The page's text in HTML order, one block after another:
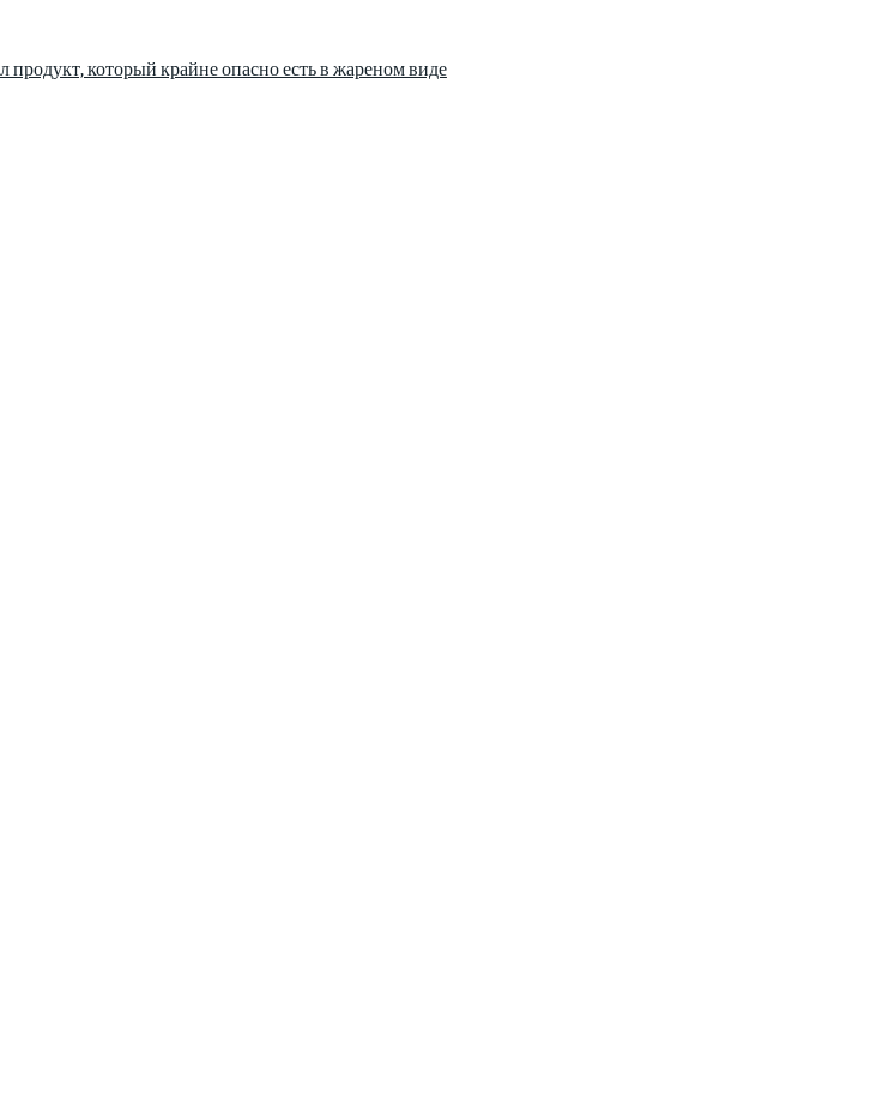
продукт, который крайне опасно есть в жареном виде